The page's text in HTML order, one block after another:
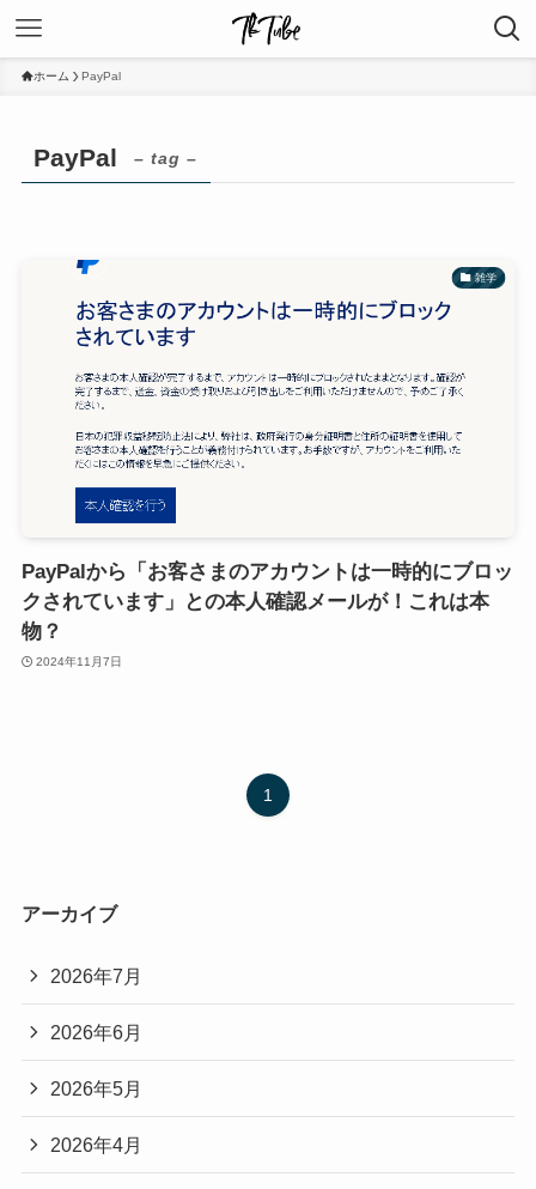
ホーム PayPal
PayPal – tag –
雑学
PayPalから「お客さまのアカウントは一時的にブロッ
クされています」との本人確認メールが！これは本
物？
2024年11月7日
1
アーカイブ
2026年7月
2026年6月
2026年5月
2026年4月